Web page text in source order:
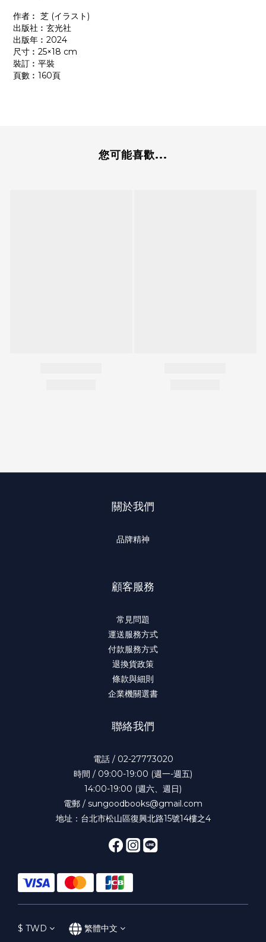
作者︰ 芝 (イラスト)
出版社︰玄光社
出版年︰2024
尺寸︰25×18 cm
裝訂︰平裝
頁數︰160頁
您可能喜歡...
關於我們
品牌精神
顧客服務
常見問題
運送服務方式
付款服務方式
退換貨政策
條款與細則
企業機關選書
聯絡我們
電話 / 02-27773020
時間 / 09:00-19:00 (週一-週五)
14:00-19:00 (週六、週日)
電郵 / sungoodbooks@gmail.com
地址：台北市松山區復興北路15號14樓之4
$ TWD 繁體中文